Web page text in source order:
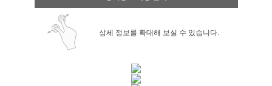
상세 정보를 확대해 보실 수 있습니다.